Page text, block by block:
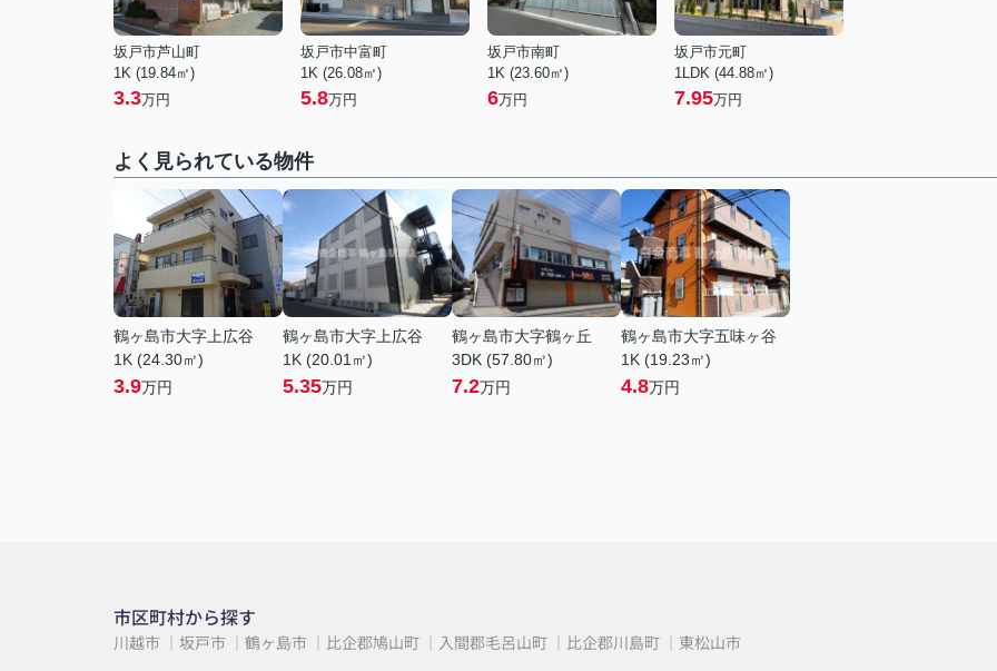
坂戸市芦山町
1K (19.84㎡)
3.3万円
坂戸市中富町
1K (26.08㎡)
5.8万円
坂戸市南町
1K (23.60㎡)
6万円
坂戸市元町
1LDK (44.88㎡)
7.95万円
よく見られている物件
鶴ヶ島市大字上広谷
1K (24.30㎡)
3.9万円
鶴ヶ島市大字上広谷
1K (20.01㎡)
5.35万円
鶴ヶ島市大字鶴ヶ丘
3DK (57.80㎡)
7.2万円
鶴ヶ島市大字五味ヶ谷
1K (19.23㎡)
4.8万円
市区町村から探す
川越市 坂戸市 鶴ヶ島市 比企郡鳩山町 入間郡毛呂山町 比企郡川島町 東松山市